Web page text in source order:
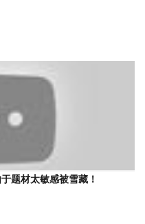
题材太敏感被雪藏！